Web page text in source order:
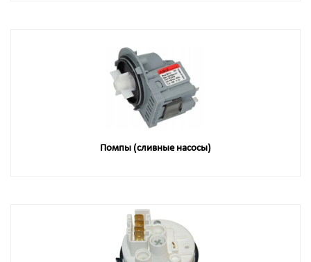
Помпы (сливные насосы)